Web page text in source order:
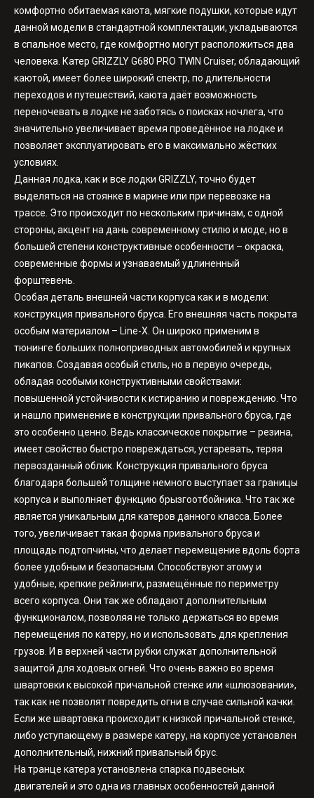
комфортно обитаемая каюта, мягкие подушки, которые идут
данной модели в стандартной комплектации, укладываются
в спальное место, где комфортно могут расположиться два
человека. Катер GRIZZLY G680 PRO TWIN Cruiser, обладающий
каютой, имеет более широкий спектр, по длительности
переходов и путешествий, каюта даёт возможность
переночевать в лодке не заботясь о поисках ночлега, что
значительно увеличивает время проведённое на лодке и
позволяет эксплуатировать его в максимально жёстких
условиях.
Данная лодка, как и все лодки GRIZZLY, точно будет
выделяться на стоянке в марине или при перевозке на
трассе. Это происходит по нескольким причинам, с одной
стороны, акцент на дань современному стилю и моде, но в
большей степени конструктивные особенности – окраска,
современные формы и узнаваемый удлиненный
форштевень.
Особая деталь внешней части корпуса как и в модели:
конструкция привального бруса. Его внешняя часть покрыта
особым материалом – Line-X. Он широко применим в
тюнинге больших полноприводных автомобилей и крупных
пикапов. Создавая особый стиль, но в первую очередь,
обладая особыми конструктивными свойствами:
повышенной устойчивости к истиранию и повреждению. Что
и нашло применение в конструкции привального бруса, где
это особенно ценно. Ведь классическое покрытие – резина,
имеет свойство быстро повреждаться, устаревать, теряя
первозданный облик. Конструкция привального бруса
благодаря большей толщине немного выступает за границы
корпуса и выполняет функцию брызгоотбойника. Что так же
является уникальным для катеров данного класса. Более
того, увеличивает такая форма привального бруса и
площадь подтопчины, что делает перемещение вдоль борта
более удобным и безопасным. Способствуют этому и
удобные, крепкие рейлинги, размещённые по периметру
всего корпуса. Они так же обладают дополнительным
функционалом, позволяя не только держаться во время
перемещения по катеру, но и использовать для крепления
грузов. И в верхней части рубки служат дополнительной
защитой для ходовых огней. Что очень важно во время
швартовки к высокой причальной стенке или «шлюзовании»,
так как не позволят повредить огни в случае сильной качки.
Если же швартовка происходит к низкой причальной стенке,
либо уступающему в размере катеру, на корпусе установлен
дополнительный, нижний привальный брус.
На транце катера установлена спарка подвесных
двигателей и это одна из главных особенностей данной